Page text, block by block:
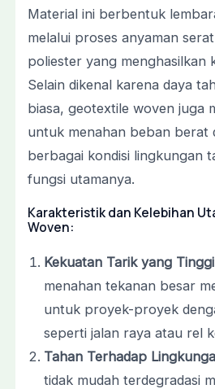
Material ini berbentuk
melalui proses anyaman
poliester yang menghasilkan
Selain dikenal karena daya
biasa, geotextile woven juga
untuk menahan beban berat
berbagai kondisi lingkungan
fungsi utamanya.
Karakteristik dan Kelebihan
Woven:
Kekuatan Tarik yang
menahan tekanan besar
untuk proyek-proyek
seperti jalan raya atau rel
Tahan Terhadap
tidak mudah terdegradasi